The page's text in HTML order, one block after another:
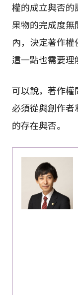
權的成立與否
果物的完成度
內，決定著作權
這一點也需要理
可以說，著作權
必須從與創作
的存在與否。